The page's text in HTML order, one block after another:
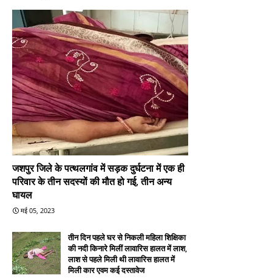
जशपुर जिले के पत्थलगांव में सड़क दुर्घटना में एक ही
परिवार के तीन सदस्यों की मौत हो गई, तीन अन्य
घायल
मई 05, 2023
तीन दिन पहले घर से निकली महिला शिक्षिका
की नदी किनारे मिलीं लावारिस हालत में लाश,
लाश से पहले मिली थी लावारिस हालत में
मिली कार एवम कई दस्तावेज